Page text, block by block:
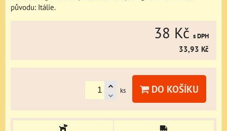
původu: Itálie.
38 Kč s DPH
33,93 Kč
ks DO KOŠÍKU